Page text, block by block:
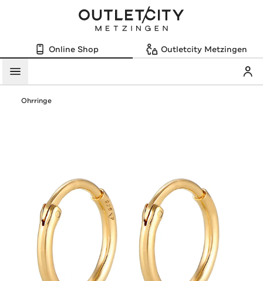
Online Shop Outletcity Metzingen
Menü
Ohrringe